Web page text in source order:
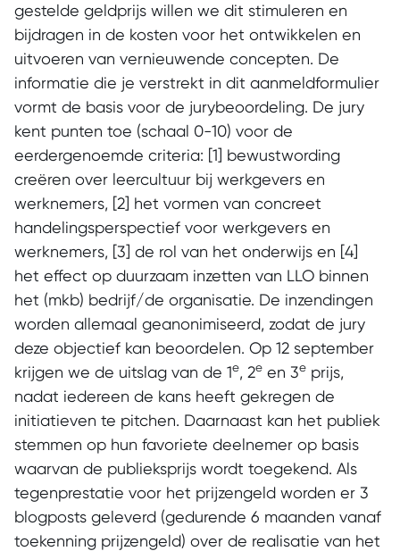
gestelde geldprijs willen we dit stimuleren en
bijdragen in de kosten voor het ontwikkelen en
uitvoeren van vernieuwende concepten. De
informatie die je verstrekt in dit aanmeldformulier
vormt de basis voor de jurybeoordeling. De jury
kent punten toe (schaal 0-10) voor de
eerdergenoemde criteria: [1] bewustwording
creëren over leercultuur bij werkgevers en
werknemers, [2] het vormen van concreet
handelingsperspectief voor werkgevers en
werknemers, [3] de rol van het onderwijs en [4]
het effect op duurzaam inzetten van LLO binnen
het (mkb) bedrijf/de organisatie. De inzendingen
worden allemaal geanonimiseerd, zodat de jury
deze objectief kan beoordelen. Op 12 september
krijgen we de uitslag van de 1e, 2e en 3e prijs,
nadat iedereen de kans heeft gekregen de
initiatieven te pitchen. Daarnaast kan het publiek
stemmen op hun favoriete deelnemer op basis
waarvan de publieksprijs wordt toegekend. Als
tegenprestatie voor het prijzengeld worden er 3
blogposts geleverd (gedurende 6 maanden vanaf
toekenning prijzengeld) over de realisatie van het